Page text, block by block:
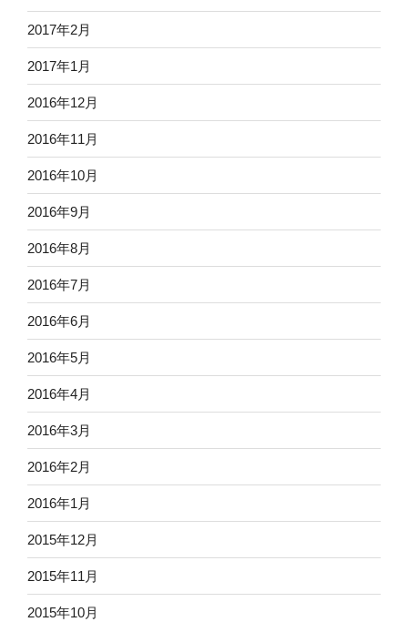
2017年2月
2017年1月
2016年12月
2016年11月
2016年10月
2016年9月
2016年8月
2016年7月
2016年6月
2016年5月
2016年4月
2016年3月
2016年2月
2016年1月
2015年12月
2015年11月
2015年10月